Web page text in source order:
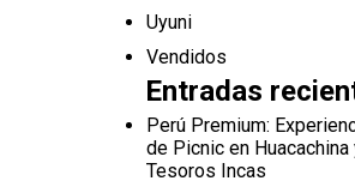
Uyuni
Vendidos
Entradas
Perú Premium:
de Picnic en Huacachina
Tesoros Incas